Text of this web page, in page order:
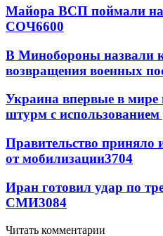
Майора ВСП поймали
СОЧ6600
В Минобороны назвали
возвращения военных
Украина впервые в
штурм с использованием
Правительство приняло
от мобилизации3704
Иран готовил удар по
СМИ3084
Читать комментарии